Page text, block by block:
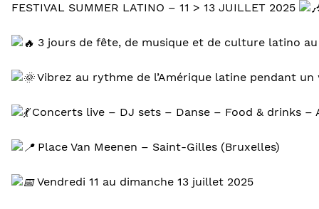
FESTIVAL SUMMER LATINO – 11 > 13 JUILLET 2025
3 jours de fête, de musique et de culture latino
Vibrez au rythme de l’Amérique latine pendant
Concerts live – DJ sets – Danse – Food & drinks –
Place Van Meenen – Saint-Gilles (Bruxelles)
Vendredi 11 au dimanche 13 juillet 2025